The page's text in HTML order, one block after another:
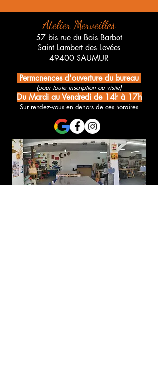
Atelier Merveilles
57 bis rue du Bois Barbot
Saint Lambert des Levées
49400 SAUMUR
Permanences d'ouverture du bureau
(pour toute inscription ou visite)
Du Mardi au Vendredi de 14h à 17h
Sur rendez-vous en dehors de ces horaires